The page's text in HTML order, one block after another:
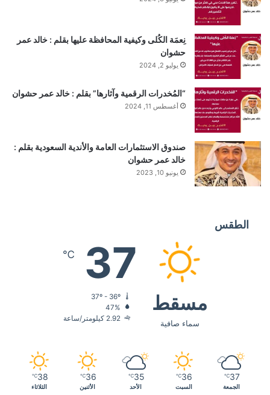
R
S
نِعمَة الكُلى وكيفية المحافظة عليها بقلم : خالد عمر
حشوان
يوليو 2, 2024
“المُخدرات الرقمية وآثارها” بقلم : خالد عمر حشوان
أغسطس 11, 2024
صندوق الاستثمارات العامة والأندية السعودية بقلم :
خالد عمر حشوان
يونيو 10, 2023
الطقس
مسقط
سماء صافية
37
℃
47%
2.92 كيلومتر/ساعة
37
℃
الجمعة
36
℃
السبت
35
℃
الأحد
36
℃
الأثنين
38
℃
الثلاثاء